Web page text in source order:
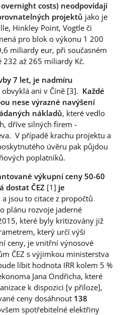
costs) neodpovídají
projektů jako je
Hinkley Point, Vogtle či
pro blok o výkonu 1 200
miliardy eur, při současném
až 265 miliardy Kč.
7 let, je nadmíru
obvyklá ani v Číně [3]. Každé
nese výrazné navýšení
nákladů, které vedlo
dříve silných firem -
V případě krachu projektu a
úvěru pak půjdou
poplatníků.
výkupní ceny 50-60
dostat ČEZ [1] je
a jsou to citace z propočtů
plánu rozvoje jaderné
které byly kritizovány již
který určí výši
ceny, je vnitřní výnosové
ČEZ s výjimkou ministerstva
líbit hodnota IRR kolem 5 %
Jana Ondřicha, které
k dispozici [v příloze],
ceny dosáhnout 138
spotřebitelné elektřiny